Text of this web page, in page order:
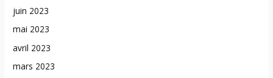
juin 2023
mai 2023
avril 2023
mars 2023